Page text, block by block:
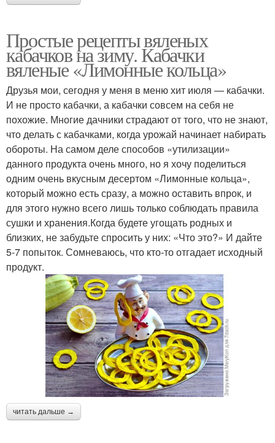
Простые рецепты вяленых
кабачков на зиму. Кабачки
вяленые «Лимонные кольца»
Друзья мои, сегодня у меня в меню хит июля — кабачки.
И не просто кабачки, а кабачки совсем на себя не
похожие. Многие дачники страдают от того, что не знают,
что делать с кабачками, когда урожай начинает набирать
обороты. На самом деле способов «утилизации»
данного продукта очень много, но я хочу поделиться
одним очень вкусным десертом «Лимонные кольца»,
который можно есть сразу, а можно оставить впрок, и
для этого нужно всего лишь только соблюдать правила
сушки и хранения.Когда будете угощать родных и
близких, не забудьте спросить у них: «Что это?» И дайте
5-7 попыток. Сомневаюсь, что кто-то отгадает исходный
продукт.
читать дальше →